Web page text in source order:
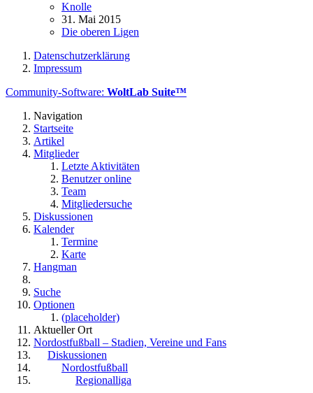
Knolle
31. Mai 2015
Die oberen Ligen
Datenschutzerklärung
Impressum
Community-Software: WoltLab Suite™
Navigation
Startseite
Artikel
Mitglieder
Letzte Aktivitäten
Benutzer online
Team
Mitgliedersuche
Diskussionen
Kalender
Termine
Karte
Hangman
Suche
Optionen
(placeholder)
Aktueller Ort
Nordostfußball – Stadien, Vereine und Fans
Diskussionen
Nordostfußball
Regionalliga